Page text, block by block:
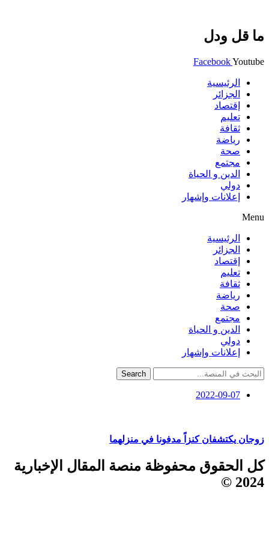
ما قل ودل
FacebookYoutube
الرئيسية
الجزائر
إقتصاد
تعليم
ثقافة
رياضة
صحة
مجتمع
الدين و الحياة
دولي
إعلانات وإشهار
Menu
الرئيسية
الجزائر
إقتصاد
تعليم
ثقافة
رياضة
صحة
مجتمع
الدين و الحياة
دولي
إعلانات وإشهار
Search
2022-09-07
زوجان يكتشفان كنزاً مدفونا في منزلهما
كل الحقوق محفوظة منصة المقال الإخبارية
2024 ©